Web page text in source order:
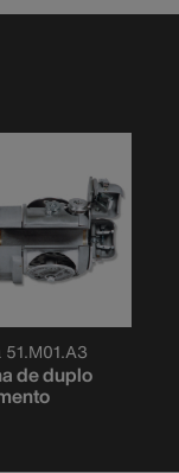
de duplo